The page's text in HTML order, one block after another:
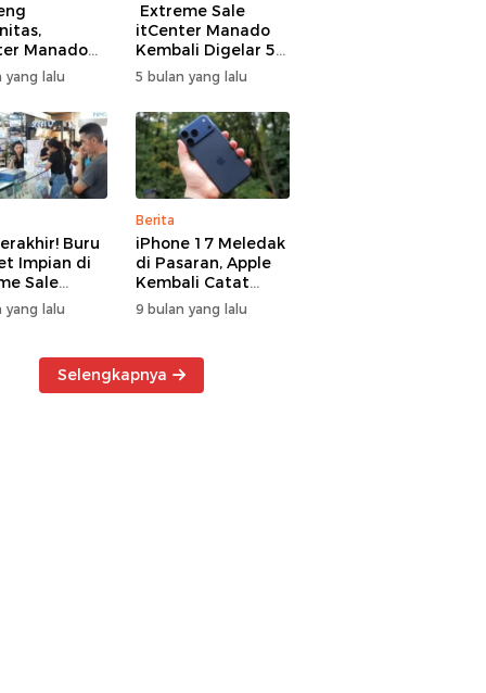
Manado
Gelar
Offline
60 Tim
yang lalu
Extreme Sale
itCenter Manado
Kembali Digelar 5–
7 Maret 2026,
iPhone 17 Pro Max
Diskon hingga
Rp1,75 Juta
5 bulan yang lalu
Buru
Impian di
Sale
Manado
yang lalu
Berita
iPhone 17 Meledak
di Pasaran, Apple
Kembali Catat
Rekor Cuan Global
9 bulan yang lalu
Selengkapnya